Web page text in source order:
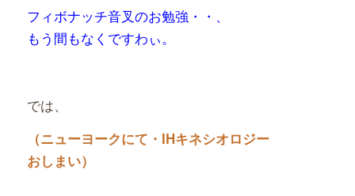
フィボナッチ音叉のお勉強・・、
もう間もなくですわぃ。
では、
（ニューヨークにて・IHキネシオロジー
おしまい）